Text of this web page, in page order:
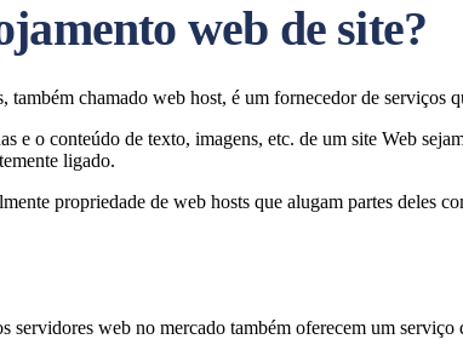
web de site?
também chamado web host, é um fornecedor de serviços
e o conteúdo de texto, imagens, etc. de um site Web
ligado.
propriedade de web hosts que alugam partes deles
servidores web no mercado também oferecem um